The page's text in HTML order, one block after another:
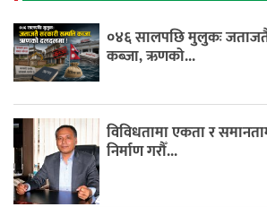
०४६ सालपछि मुलुकः जताजतै
कब्जा, ऋणको...
विविधतामा एकता र
निर्माण गरौँ...